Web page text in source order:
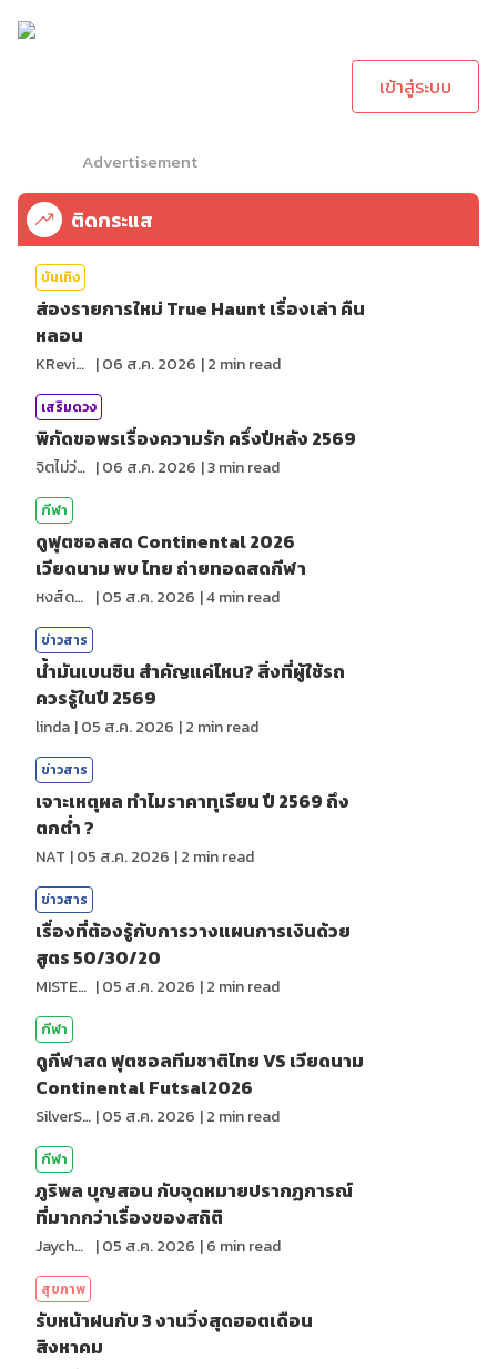
เข้าสู่ระบบ
Advertisement
ติดกระแส
บันเทิง
ส่องรายการใหม่ True Haunt เรื่องเล่า คืน
หลอน
KReview |06 ส.ค. 2026 |2 min read
เสริมดวง
พิกัดขอพรเรื่องความรัก ครึ่งปีหลัง 2569
จิตไม่ว่าง |06 ส.ค. 2026 |3min read
กีฬา
ดูฟุตซอลสด Continental 2026
เวียดนาม พบ ไทย ถ่ายทอดสดกีฬา
หงส์ดรุณ |05 ส.ค. 2026 |4min read
ข่าวสาร
น้ำมันเบนซิน สำคัญแค่ไหน? สิ่งที่ผู้ใช้รถ
ควรรู้ในปี 2569
linda |05 ส.ค. 2026 |2 min read
ข่าวสาร
เจาะเหตุผล ทำไมราคาทุเรียน ปี 2569 ถึง
ตกต่ำ ?
NAT |05 ส.ค. 2026 |2 min read
ข่าวสาร
เรื่องที่ต้องรู้กับการวางแผนการเงินด้วย
สูตร 50/30/20
MISTER1997 |05 ส.ค. 2026 |2 min read
กีฬา
ดูกีฬาสด ฟุตซอลทีมชาติไทย VS เวียดนาม
Continental Futsal2026
SilverShark |05 ส.ค. 2026 |2 min read
กีฬา
ภูริพล บุญสอน กับจุดหมายปรากฏการณ์
ที่มากกว่าเรื่องของสถิติ
Jaychou |05 ส.ค. 2026 |6 min read
สุขภาพ
รับหน้าฝนกับ 3 งานวิ่งสุดฮอตเดือน
สิงหาคม